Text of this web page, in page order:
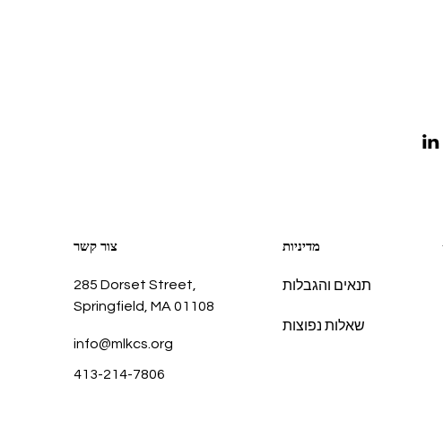
צור קשר
285 Dorset Street,
Springfield, MA 01108
info@mlkcs.org
413-214-7806
מדיניות
תנאים והגבלות
שאלות נפוצות